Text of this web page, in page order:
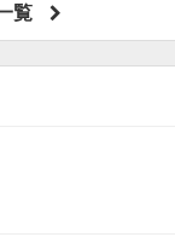
覧